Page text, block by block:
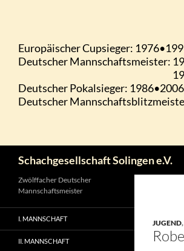
Schachgesellschaft Solingen e.V.
JUGEND,
Zwölffacher Deutscher
Mannschaftsmeister
I. MANNSCHAFT
II. MANNSCHAFT